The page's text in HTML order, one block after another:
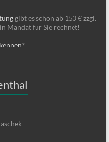
gibt es schon ab 150 € zzgl.
Mandat für Sie rechnet!